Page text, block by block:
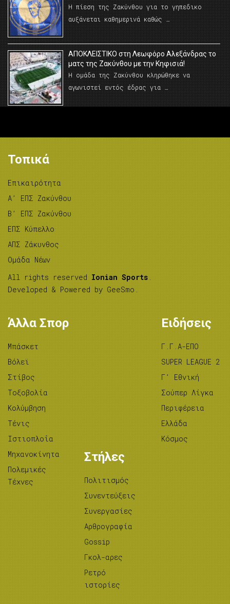
Η πίεση της Ζακύνθου για το γηπεδικο
αυξάνεται καθημερινά καθώς …
AΠΟΚΛΕΙΣΤΙΚΟ στη Λεωφόρο Αλεξάνδρας το
ματς της Ζακύνθου με την Κηφισιά!
Η ομάδα της Ζακύνθου κληρώθηκε να
αγωνιστεί εντός έδρας για …
Τοπικά
Επικαιρότητα
A’ ΕΠΣ Ζακύνθου
B’ ΕΠΣ Ζακύνθου
ΕΠΣ Κύπελλο
ΑΠΣ Ζάκυνθος
Ομάδα Νέων
All rights reserved Ionian Sports .
Developed & Powered by GeeSmo .
Άλλα Σπορ
Μπάσκετ
Βόλεϊ
Στίβος
Tοξοβολία
Κολύμβηση
Τένις
Ιστιοπλοΐα
Μηχανοκίνητα
Πολεμικές
Τέχνες
Ειδήσεις
Γ.Γ.Α-ΕΠΟ
SUPER LEAGUE 2
Γ’ Εθνική
Σούπερ Λίγκα
Περιφέρεια
Ελλάδα
Κόσμος
Στήλες
Πολιτισμός
Συνεντεύξεις
Συνεργασίες
Αρθρογραφία
Gossip
Γκολ-αρες
Ρετρό
ιστορίες